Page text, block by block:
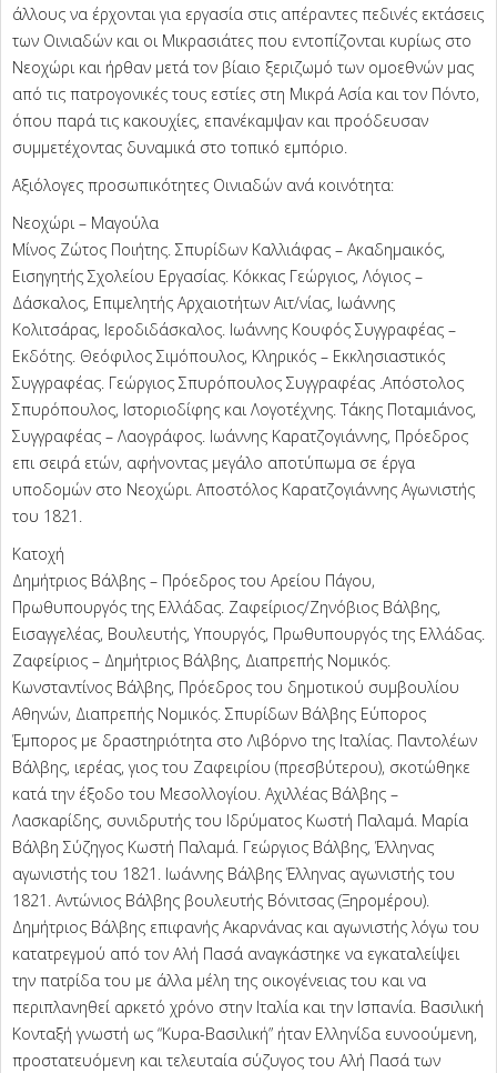
άλλους να έρχονται για εργασία στις απέραντες πεδινές εκτάσεις
των Οινιαδών και οι Μικρασιάτες που εντοπίζονται κυρίως στο
Νεοχώρι και ήρθαν μετά τον βίαιο ξεριζωμό των ομοεθνών μας
από τις πατρογονικές τους εστίες στη Μικρά Ασία και τον Πόντο,
όπου παρά τις κακουχίες, επανέκαμψαν και προόδευσαν
συμμετέχοντας δυναμικά στο τοπικό εμπόριο.
Αξιόλογες προσωπικότητες Οινιαδών ανά κοινότητα:
Νεοχώρι – Μαγούλα
Μίνος Ζώτος Ποιήτης. Σπυρίδων Καλλιάφας – Ακαδημαικός,
Εισηγητής Σχολείου Εργασίας. Κόκκας Γεώργιος, Λόγιος –
Δάσκαλος, Επιμελητής Αρχαιοτήτων Αιτ/νίας, Ιωάννης
Κολιτσάρας, Ιεροδιδάσκαλος. Ιωάννης Κουφός Συγγραφέας –
Εκδότης. Θεόφιλος Σιμόπουλος, Κληρικός – Εκκλησιαστικός
Συγγραφέας. Γεώργιος Σπυρόπουλος Συγγραφέας .Απόστολος
Σπυρόπουλος, Ιστοριοδίφης και Λογοτέχνης. Τάκης Ποταμιάνος,
Συγγραφέας – Λαογράφος. Ιωάννης Καρατζογιάννης, Πρόεδρος
επι σειρά ετών, αφήνοντας μεγάλο αποτύπωμα σε έργα
υποδομών στο Νεοχώρι. Αποστόλος Καρατζογιάννης Αγωνιστής
του 1821.
Κατοχή
Δημήτριος Βάλβης – Πρόεδρος του Αρείου Πάγου,
Πρωθυπουργός της Ελλάδας. Ζαφείριος/Ζηνόβιος Βάλβης,
Eισαγγελέας, Bουλευτής, Yπουργός, Πρωθυπουργός της Ελλάδας.
Ζαφείριος – Δημήτριος Βάλβης, Διαπρεπής Νομικός.
Κωνσταντίνος Βάλβης, Πρόεδρος του δημοτικού συμβουλίου
Αθηνών, Διαπρεπής Νομικός. Σπυρίδων Βάλβης Εύπορος
Έμπορος με δραστηριότητα στο Λιβόρνο της Ιταλίας. Παντολέων
Βάλβης, ιερέας, γιος του Ζαφειρίου (πρεσβύτερου), σκοτώθηκε
κατά την έξοδο του Μεσολλογίου. Αχιλλέας Βάλβης –
Λασκαρίδης, συνιδρυτής του Ιδρύματος Κωστή Παλαμά. Μαρία
Βάλβη Σύζηγος Κωστή Παλαμά. Γεώργιος Βάλβης, Έλληνας
αγωνιστής του 1821. Ιωάννης Βάλβης Έλληνας αγωνιστής του
1821. Αντώνιος Βάλβης βουλευτής Βόνιτσας (Ξηρομέρου).
Δημήτριος Βάλβης επιφανής Ακαρνάνας και αγωνιστής λόγω του
κατατρεγμού από τον Αλή Πασά αναγκάστηκε να εγκαταλείψει
την πατρίδα του με άλλα μέλη της οικογένειας του και να
περιπλανηθεί αρκετό χρόνο στην Ιταλία και την Ισπανία. Βασιλική
Κονταξή γνωστή ως “Κυρα-Βασιλική” ήταν Ελληνίδα ευνοούμενη,
προστατευόμενη και τελευταία σύζυγος του Αλή Πασά των